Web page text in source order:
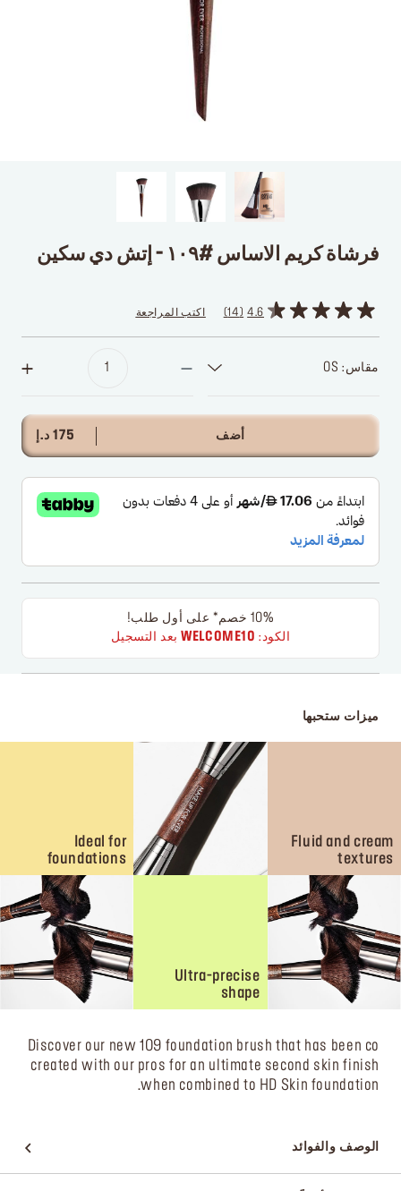
فرشاة كريم الاساس #١٠٩ - إتش دي سكين
4.6
14 اكتب المراجعة
مقاس: OS
أضف 175 د.إ
10% خصم* على أول طلب!
الكود: WELCOME10بعد التسجيل
ميزات ستحبها
Fluid and cream
textures
Ideal for
foundations
Ultra-precise
shape
Discover our new 109 foundation brush that has been co
created with our pros for an ultimate second skin finish
when combined to HD Skin foundation.
الوصف والفوائد